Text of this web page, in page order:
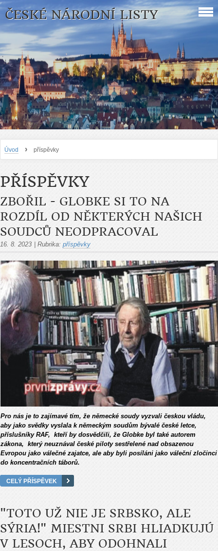
ČESKÉ NÁRODNÍ LISTY
Úvod › příspěvky
PŘÍSPĚVKY
ZBOŘIL - GLOBKE SI TO NA
ROZDÍL OD NĚKTERÝCH NAŠICH
SOUDCŮ NEODPRACOVAL
16. 8. 2023 Rubrika: příspěvky
Pro nás je to zajímavé tím, že německé soudy vyzvali českou vládu,
aby jako svědky vyslala k německým soudům bývalé české letce,
příslušníky RAF, kteří by dosvědčili, že Globke byl také autorem
zákona, který neuznával české piloty sestřelené nad obsazenou
Evropou jako válečné zajatce, ale aby byli posíláni jako váleční zločinci
do koncentračních táborů.
CELÝ PŘÍSPĚVEK
"TOTO UŽ NIE JE SRBSKO, ALE
SÝRIA!" MIESTNI SRBI HLIADKUJÚ
V LESOCH, ABY ODOHNALI